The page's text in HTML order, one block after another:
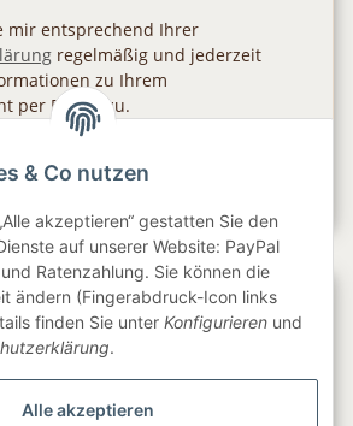
mir entsprechend Ihrer
regelmäßig und jederzeit
zu Ihrem
per E-Mail zu.
& Co nutzen
akzeptieren“ gestatten Sie den
auf unserer Website: PayPal
Ratenzahlung. Sie können die
ändern (Fingerabdruck-Icon links
finden Sie unter Konfigurieren und
.
Alle akzeptieren